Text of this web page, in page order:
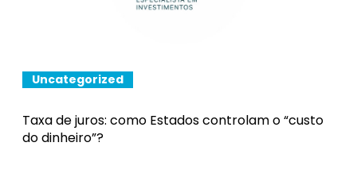
Uncategorized
Taxa de juros: como Estados controlam o “custo
do dinheiro”?